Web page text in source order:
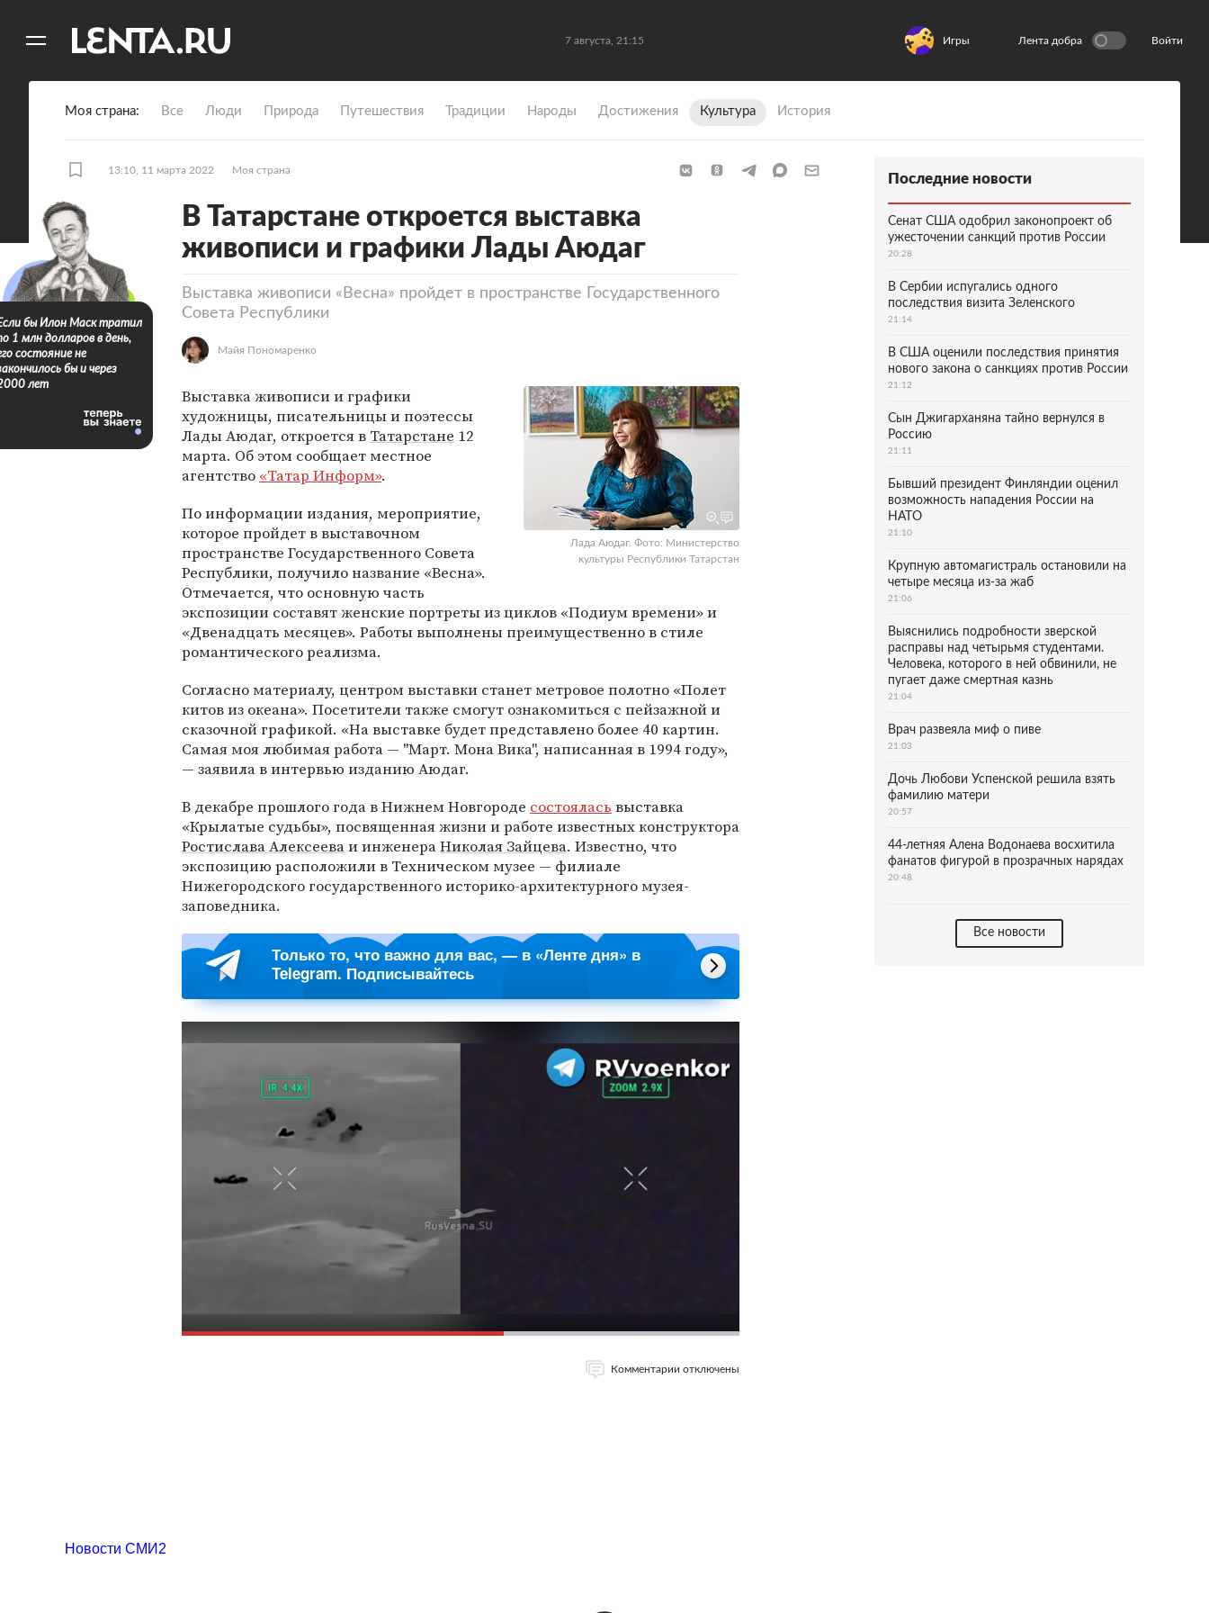
7 августа, 21:15 Игры Лента добра Войти
Моя страна Все Люди Природа Путешествия Традиции Народы Достижения Культура История
13:10, 11 марта 2022 Моя страна
В Татарстане откроется выставка
живописи и графики Лады Аюдаг
Выставка живописи «Весна» пройдет в пространстве Государственного
Совета Республики
Майя Пономаренко
Лада Аюдаг. Фото: Министерство
культуры Республики Татарстан
Выставка живописи и графики
художницы, писательницы и поэтессы
Лады Аюдаг, откроется в Татарстане 12
марта. Об этом сообщает местное
агентство «Татар Информ».
По информации издания, мероприятие,
которое пройдет в выставочном
пространстве Государственного Совета
Республики, получило название «Весна».
Отмечается, что основную часть
экспозиции составят женские портреты из циклов «Подиум времени» и
«Двенадцать месяцев». Работы выполнены преимущественно в стиле
романтического реализма.
Согласно материалу, центром выставки станет метровое полотно «Полет
китов из океана». Посетители также смогут ознакомиться с пейзажной и
сказочной графикой. «На выставке будет представлено более 40 картин.
Самая моя любимая работа — "Март. Мона Вика", написанная в 1994 году»,
— заявила в интервью изданию Аюдаг.
В декабре прошлого года в Нижнем Новгороде состоялась выставка
«Крылатые судьбы», посвященная жизни и работе известных конструктора
Ростислава Алексееваи инженераНиколая Зайцева. Известно, что
экспозицию расположили в Техническом музее — филиале
Нижегородского государственного историко-архитектурного музея-
заповедника.
Только то, что важно для вас, — в «Ленте дня» в
Telegram. Подписывайтесь
Комментарии отключены
бы Илон Маск тратил
1 млн долларов в день,
состояние не
бы и через
лет
Последние новости
Сенат США одобрил законопроект об
ужесточении санкций против России
20:28
В Сербии испугались одного
последствия визита Зеленского
21:14
В США оценили последствия принятия
нового закона о санкциях против России
21:12
Сын Джигарханяна тайно вернулся в
Россию
21:11
Бывший президент Финляндии оценил
возможность нападения России на
НАТО
21:10
Крупную автомагистраль остановили на
четыре месяца из-за жаб
21:06
Выяснились подробности зверской
расправы над четырьмя студентами.
Человека, которого в ней обвинили, не
пугает даже смертная казнь
21:04
Врач развеяла миф о пиве
21:03
Дочь Любови Успенской решила взять
фамилию матери
20:57
44-летняя Алена Водонаева восхитила
фанатов фигурой в прозрачных нарядах
20:48
Все новости
Новости СМИ2